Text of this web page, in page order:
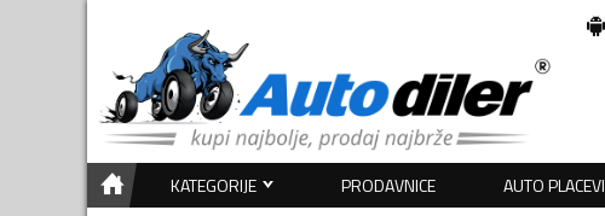
KATEGORIJE PRODAVNICE AUTO PLACEVI